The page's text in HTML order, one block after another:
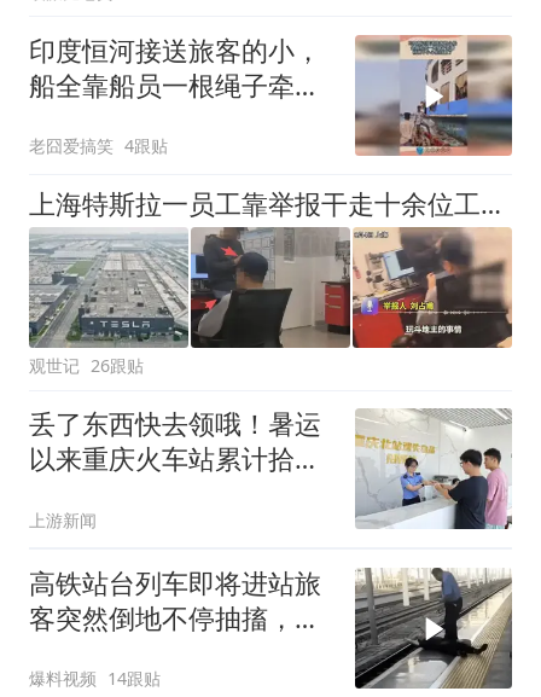
印度恒河接送旅客的小，
船全靠船员一根绳子牵
了！
老囧爱搞笑 4跟贴
上海特斯拉一员工靠举报干走十余位工友，不料几月后自己也被开除
观世记 26跟贴
丢了东西快去领哦！暑运
以来重庆火车站累计拾获
上游新闻
高铁站台列车即将进站旅
客突然倒地不停抽搐，男
爆料视频 14跟贴